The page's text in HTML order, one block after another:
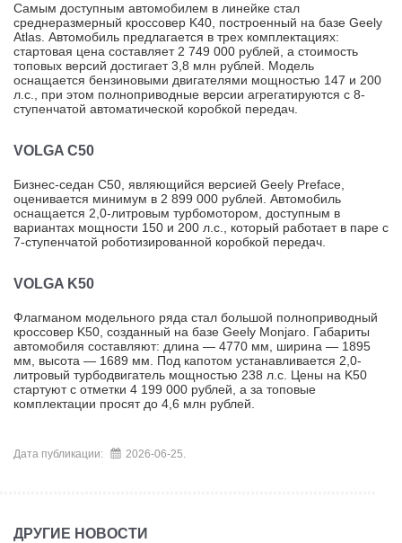
Самым доступным автомобилем в линейке стал
среднеразмерный кроссовер K40, построенный на базе Geely
Atlas. Автомобиль предлагается в трех комплектациях:
стартовая цена составляет2 749 000 рублей, а стоимость
топовых версий достигает 3,8 млн рублей. Модель
оснащается бензиновыми двигателями мощностью 147 и 200
л.с., при этом полноприводные версии агрегатируются с 8-
ступенчатой автоматической коробкой передач.
VOLGA C50
Бизнес-седан C50, являющийся версией Geely Preface,
оценивается минимум в 2 899 000 рублей. Автомобиль
оснащается 2,0-литровым турбомотором, доступным в
вариантах мощности 150 и 200 л.с., который работает в паре с
7-ступенчатой роботизированной коробкой передач.
VOLGA K50
Флагманом модельного ряда стал большой полноприводный
кроссовер K50, созданный на базе Geely Monjaro. Габариты
автомобиля составляют: длина — 4770 мм, ширина — 1895
мм, высота — 1689 мм. Под капотом устанавливается 2,0-
литровый турбодвигатель мощностью 238 л.с. Цены на K50
стартуют с отметки 4 199 000 рублей, а за топовые
комплектации просят до 4,6 млн рублей.
Дата публикации: 2026-06-25.
ДРУГИЕ НОВОСТИ